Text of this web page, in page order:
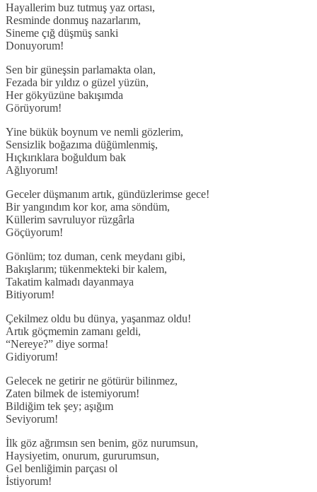
Hayallerim buz tutmuş yaz ortası,
Resminde donmuş nazarlarım,
Sineme çığ düşmüş sanki
Donuyorum!
Sen bir güneşsin parlamakta olan,
Fezada bir yıldız o güzel yüzün,
Her gökyüzüne bakışımda
Görüyorum!
Yine bükük boynum ve nemli gözlerim,
Sensizlik boğazıma düğümlenmiş,
Hıçkırıklara boğuldum bak
Ağlıyorum!
Geceler düşmanım artık, gündüzlerimse gece!
Bir yangındım kor kor, ama söndüm,
Küllerim savruluyor rüzgârla
Göçüyorum!
Gönlüm; toz duman, cenk meydanı gibi,
Bakışlarım; tükenmekteki bir kalem,
Takatim kalmadı dayanmaya
Bitiyorum!
Çekilmez oldu bu dünya, yaşanmaz oldu!
Artık göçmemin zamanı geldi,
“Nereye?” diye sorma!
Gidiyorum!
Gelecek ne getirir ne götürür bilinmez,
Zaten bilmek de istemiyorum!
Bildiğim tek şey; aşığım
Seviyorum!
İlk göz ağrımsın sen benim, göz nurumsun,
Haysiyetim, onurum, gururumsun,
Gel benliğimin parçası ol
İstiyorum!